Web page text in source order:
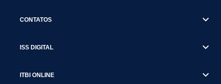
CONTATOS
ISS DIGITAL
ITBI ONLINE